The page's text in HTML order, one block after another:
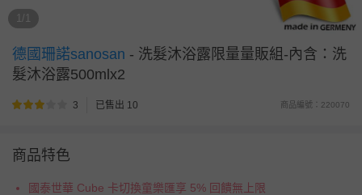
1/1
德國珊諾sanosan - 洗髮沐浴露限量量販組-內含：洗
髮沐浴露500mlx2
3 已售出 10 商品編號：220070
商品特色
國泰世華 Cube 卡切換童樂匯享 5% 回饋無上限